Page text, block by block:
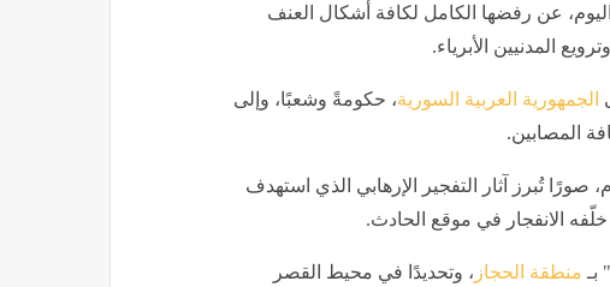
عن رفضها الكامل لكافة أشكال العنف
المدنيين الأبرياء.
الجمهورية العربية السورية، حكومةً وشعبًا، وإلى
المصابين.
صورًا تُبرز آثار التفجير الإرهابي الذي استهدف
الانفجار في موقع الحادث.
بـ منطقة الحجاز ، وتحديدًا في محيط القصر